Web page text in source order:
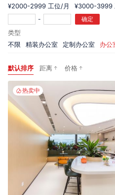
¥2000-2999 工位/月
¥3000-3999
- 确定
类型
不限
精装办公室 定制办公室 办公
默认排序 距离 价格
热卖中